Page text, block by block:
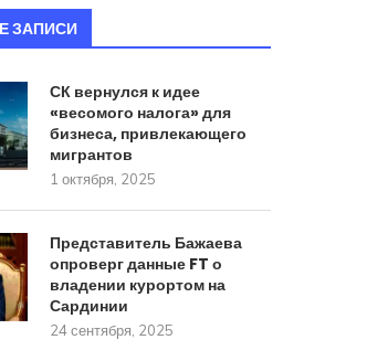
ЗАПИСИ
СК вернулся к идее
«весомого налога» для
бизнеса, привлекающего
мигрантов
1 октября, 2025
Представитель Бажаева
опроверг данные FT о
владении курортом на
Сардинии
24 сентября, 2025